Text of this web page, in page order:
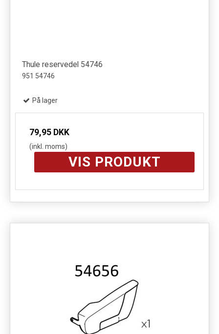
Thule reservedel 54746
951 54746
På lager
79,95 DKK
(inkl. moms)
VIS PRODUKT